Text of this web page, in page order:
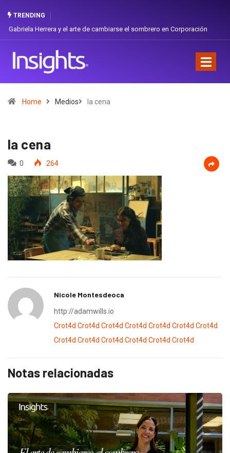
TRENDING
Gabriela Herrera y el arte de cambiarse el sombrero en Corporación
Home Medios la cena
la cena
0 264
Nicole Montesdeoca
http://adamwills.io
Crot4d Crot4d Crot4d Crot4d Crot4d Crot4d Crot4d
Crot4d Crot4d Crot4d Crot4d Crot4d Crot4d
Notas relacionadas